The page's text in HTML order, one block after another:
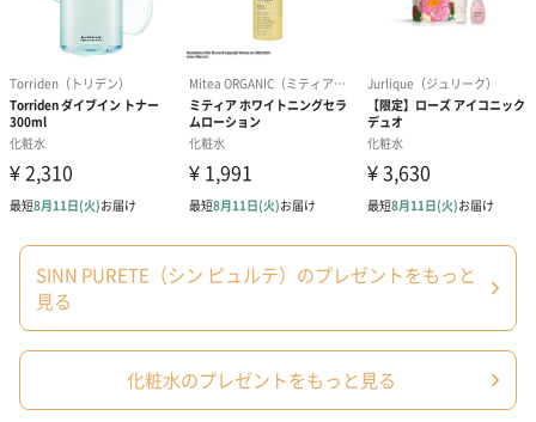
容量
150g／120ml
外装サイズ
長さ145mm×幅45mm×奥行45mm
外装パッケー
ジ
直方体化粧箱
全体重量
使用上の注意
・傷やはれもの、しっしん等、異常のある部位には使
用しないでください。
ださい。
・使用中や使用後に日光があたって、赤味、はれ、か
ゆみ、刺激、色抜け（白斑等）や黒ずみ等の異常があ
らわれた場合は、使用を中止してください。使用を続
けると症状が悪化することがありますので、皮フ科等
SINN PURETE（シン ピュルテ）のプレゼントをもっと
見る
化粧水のプレゼントをもっと見る